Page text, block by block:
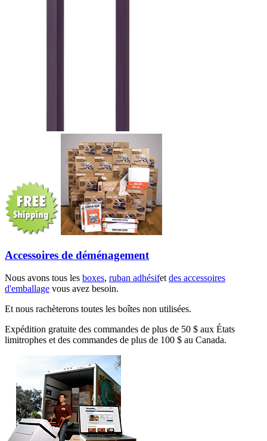
Accessoires de déménagement
Nous avons tous les boxes, ruban adhésifetdes accessoires
d'emballage vous avez besoin.
Et nous rachèterons toutes les boîtes non utilisées.
Expédition gratuite des commandes de plus de 50 $ aux États
limitrophes et des commandes de plus de 100 $ au Canada.